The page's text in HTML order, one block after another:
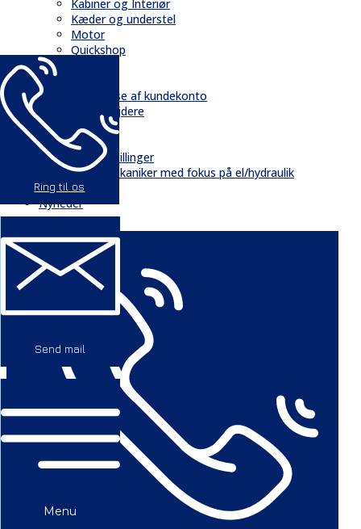
Ring til os
Send mail
Menu
Kabiner og Interiør
Kæder og understel
Motor
Quickshop
Kontakt & Om
Oprettelse af kundekonto
Medarbejdere
Profil
Historie
Ledige stillinger
Mekaniker med fokus på el/hydraulik
GDPR
Nyheder